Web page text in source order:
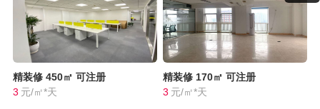
精装修 450㎡ 可注册
3 元/㎡*天
精装修 170㎡ 可注册
3 元/㎡*天